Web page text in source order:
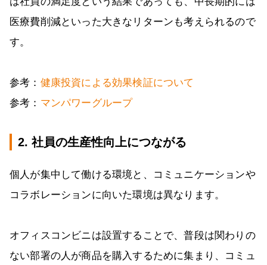
医療費削減といった大きなリターンも考えられるので
す。
参考： 健康投資による効果検証について
参考： マンパワーグループ
2. 社員の生産性向上につながる
個人が集中して働ける環境と、コミュニケーションや
コラボレーションに向いた環境は異なります。
オフィスコンビニは設置することで、普段は関わりの
ない部署の人が商品を購入するために集まり、コミュ